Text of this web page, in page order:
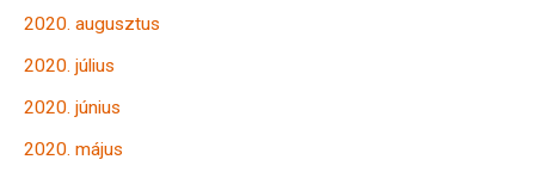
2020. augusztus
2020. július
2020. június
2020. május